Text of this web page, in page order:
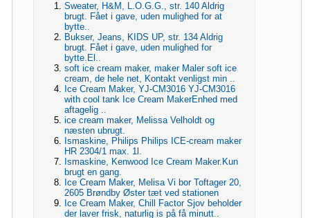
Sweater, H&M, L.O.G.G., str. 140 Aldrig
brugt. Fået i gave, uden mulighed for at
bytte..
Bukser, Jeans, KIDS UP, str. 134 Aldrig
brugt. Fået i gave, uden mulighed for
bytte.El..
soft ice cream maker, maker Maler soft ice
cream, de hele net, Kontakt venligst min ..
Ice Cream Maker, YJ-CM3016 YJ-CM3016
with cool tank Ice Cream MakerEnhed med
aftagelig ..
ice cream maker, Melissa Velholdt og
næsten ubrugt.
Ismaskine, Philips Philips ICE-cream maker
HR 2304/1 max. 1l.
Ismaskine, Kenwood Ice Cream Maker.Kun
brugt en gang.
Ice Cream Maker, Melisa Vi bor Toftager 20,
2605 Brøndby Øster tæt ved stationen
Ice Cream Maker, Chill Factor Sjov beholder
der laver frisk, naturlig is på få minutt..